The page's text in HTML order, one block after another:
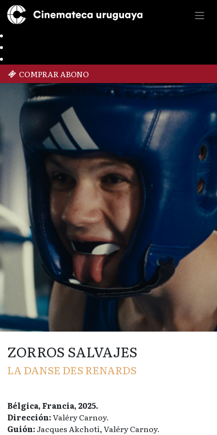
COMPRAR ABONO
ZORROS SALVAJES
LA DANSE DES RENARDS
Bélgica, Francia, 2025.
Dirección:Valéry Carnoy.
Guión:Jacques Akchoti, Valéry Carnoy.